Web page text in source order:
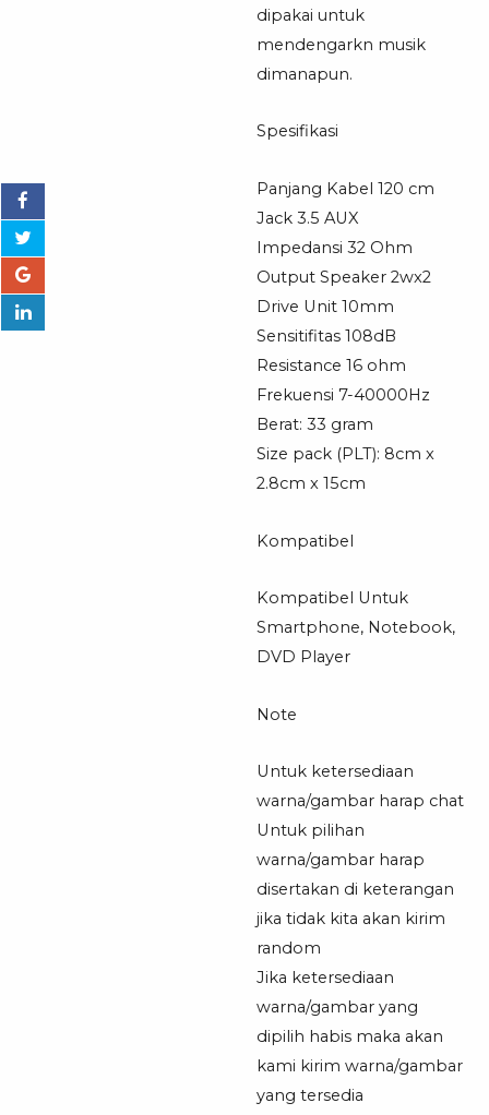
dipakai untuk
mendengarkn musik
dimanapun.
Spesifikasi
Panjang Kabel 120 cm
Jack 3.5 AUX
Impedansi 32 Ohm
Output Speaker 2wx2
Drive Unit 10mm
Sensitifitas 108dB
Resistance 16 ohm
Frekuensi 7-40000Hz
Berat: 33 gram
Size pack (PLT): 8cm x
2.8cm x 15cm
Kompatibel
Kompatibel Untuk
Smartphone, Notebook,
DVD Player
Note
Untuk ketersediaan
warna/gambar harap chat
Untuk pilihan
warna/gambar harap
disertakan di keterangan
jika tidak kita akan kirim
random
Jika ketersediaan
warna/gambar yang
dipilih habis maka akan
kami kirim warna/gambar
yang tersedia